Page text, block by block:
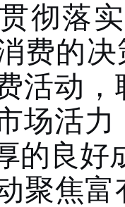
彻落
费的
活动
场活
的良好
聚焦